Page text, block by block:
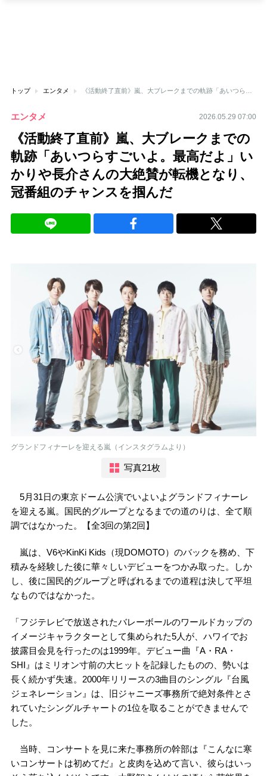
トップ エンタメ
エンタメ 2026.05.29 07:00
《活動終了直前》嵐、大ブレークまでの
軌跡「あいつらすごいよ。最高だよ」い
かりや長介さんの大絶賛が転機となり、
冠番組のチャンスを掴んだ
グランドフィナーレを迎える嵐（インスタグラムより）
写真21枚
5月31日の東京ドーム公演でいよいよグランドフィナーレ
を迎える嵐。国民的グループとなるまでの道のりは、全て順
調ではなかった。【全3回の第2回】
嵐は、V6やKinKi Kids（現DOMOTO）のバックを務め、下
積みを経験した後に華々しいデビューをつかみ取った。しか
し、後に国民的グループと呼ばれるまでの道程は決して平坦
なものではなかった。
「フジテレビで放送されたバレーボールのワールドカップの
イメージキャラクターとして集められた5人が、ハワイでお
披露目会見を行ったのは1999年。デビュー曲『A・RA・
SHI』はミリオン寸前の大ヒットを記録したものの、勢いは
長く続かず失速。2000年リリースの3曲目のシングル『台風
ジェネレーション』は、旧ジャニーズ事務所で絶対条件とさ
れていたシングルチャートの1位を取ることができませんで
した。
当時、コンサートを見に来た事務所の幹部は『こんなに寒
いコンサートは初めてだ』と皮肉を込めて言い、彼らはいっ